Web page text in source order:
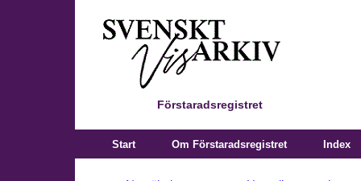
Förstaradsregistret
Start Om Förstaradsregistret Index